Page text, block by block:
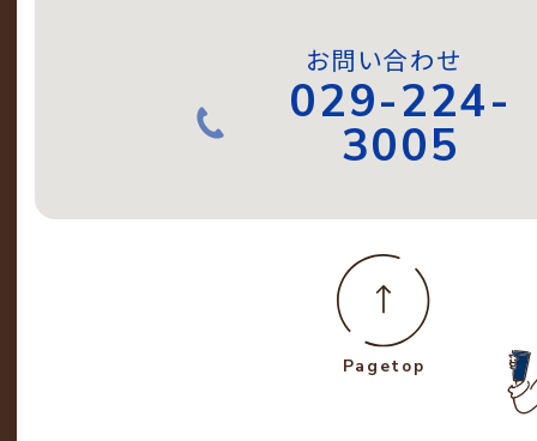
Pagetop
お問い合わせ
029-224-
3005